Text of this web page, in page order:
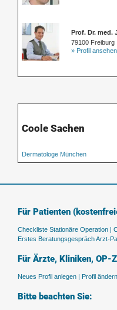
Prof. Dr. med.
79100 Freiburg
» Profil ansehen
Coole Sachen
Dermatologe München
Für Patienten
Checkliste Stationäre Operation |
Erstes Beratungsgespräch Arzt-
Für Ärzte, Kliniken, OP-
Neues Profil anlegen | Profil ändern |
Bitte beachten Sie: